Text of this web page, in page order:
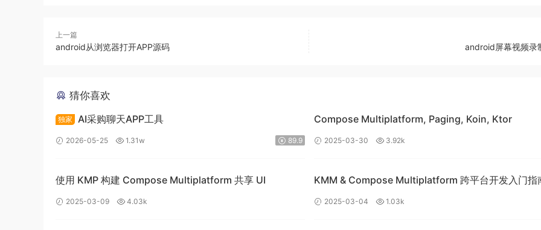
上一篇
android从浏览器打开APP源码 android屏幕视频录
猜你喜欢
独家 AI采购聊天APP工具
2026-05-25 1.31w 89.9
Compose Multiplatform, Paging, Koin, Ktor
2025-03-30 3.92k
使用 KMP 构建 Compose Multiplatform 共享 UI
2025-03-09 4.03k
KMM & Compose Multiplatform 跨平台开发入门指
构建高效的移动应用
2025-03-04 1.03k